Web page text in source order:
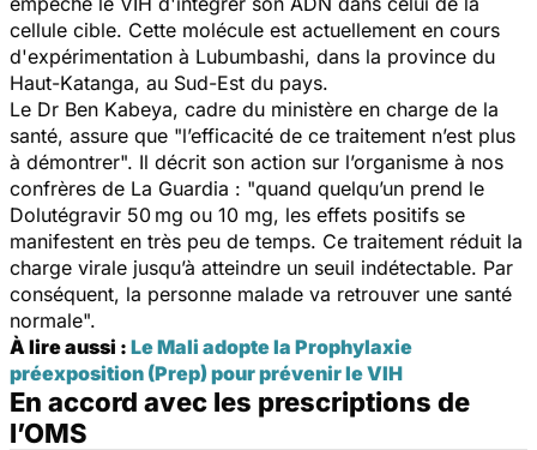
cellule cible. Cette molécule est actuellement en cours
d'expérimentation à Lubumbashi, dans la province du
Haut-Katanga, au Sud-Est du pays.
Le Dr Ben Kabeya, cadre du ministère en charge de la
santé, assure que "l’efficacité de ce traitement n’est plus
à démontrer". Il décrit son action sur l’organisme à nos
confrères de La Guardia : "quand quelqu’un prend le
Dolutégravir 50 mg ou 10 mg, les effets positifs se
manifestent en très peu de temps. Ce traitement réduit la
charge virale jusqu’à atteindre un seuil indétectable. Par
conséquent, la personne malade va retrouver une santé
normale".
À lire aussi : Le Mali adopte la Prophylaxie
préexposition (Prep) pour prévenir le VIH
En accord avec les prescriptions de
l’OMS